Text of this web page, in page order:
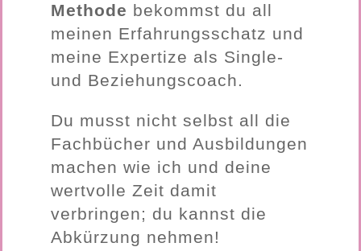
Methode bekommst du all
meinen Erfahrungsschatz und
meine Expertize als Single-
und Beziehungscoach.
Du musst nicht selbst all die
Fachbücher und Ausbildungen
machen wie ich und deine
wertvolle Zeit damit
verbringen; du kannst die
Abkürzung nehmen!